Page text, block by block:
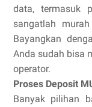
data, termasuk
sangatlah
Bayangkan
Anda sudah bisa
operator.
Proses Deposit
Banyak pilihan